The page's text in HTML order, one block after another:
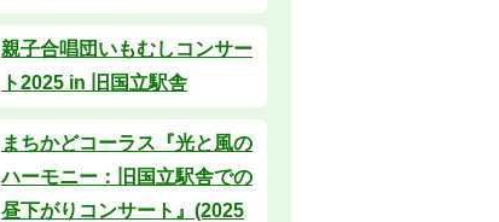
親子合唱団いもむしコンサー
ト2025 in 旧国立駅舎
まちかどコーラス『光と風の
ハーモニー：旧国立駅舎での
昼下がりコンサート』(2025